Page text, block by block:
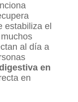
estabiliza el
al día a
en
en